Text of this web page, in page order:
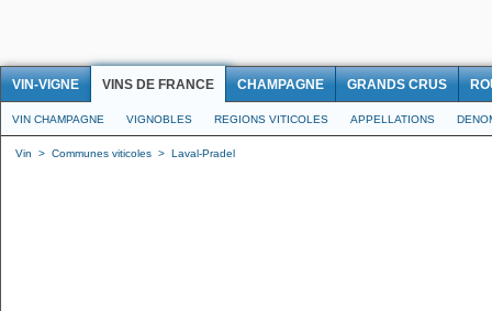
VIN-VIGNE VINS DE FRANCE CHAMPAGNE GRANDS CRUS
VIN CHAMPAGNE VIGNOBLES REGIONS VITICOLES APPELLATIONS
Vin > Communes viticoles > Laval-Pradel